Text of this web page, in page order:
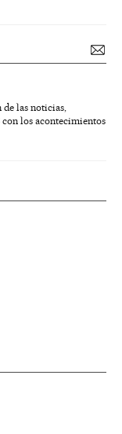
las noticias,
los acontecimientos